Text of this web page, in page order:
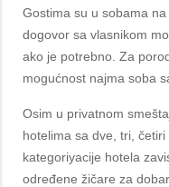
Gostima su u sobama
dogovor sa vlasnikom
ako je potrebno. Za
mogućnost najma soba
Osim u privatnom
hotelima sa dve, tri,
kategoriyacije hotela
određene žičare za